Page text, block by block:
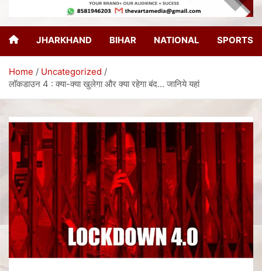
JHARKHAND BIHAR NATIONAL SPORTS
Home
Uncategorized
लॉकडाउन 4 : क्या-क्या खुलेगा और क्या रहेगा बंद… जानिये यहां